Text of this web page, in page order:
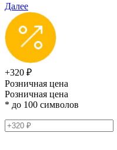
Далее
+320 ₽
Розничная цена
Розничная цена
* до 100 символов